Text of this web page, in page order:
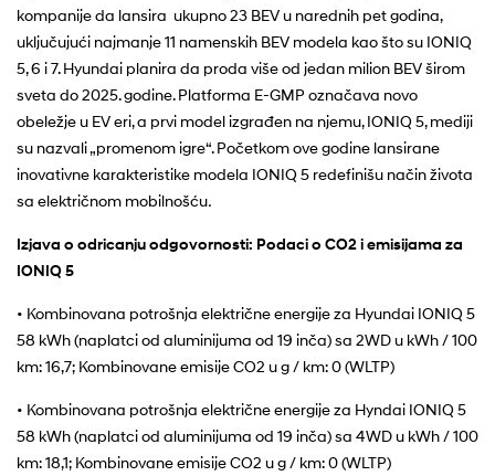
kompanije da lansira ukupno 23 BEV u narednih pet godina,
uključujući najmanje 11 namenskih BEV modela kao što su IONIQ
5, 6 i 7. Hyundai planira da proda više od jedan milion BEV širom
sveta do 2025. godine. Platforma E-GMP označava novo
obeležje u EV eri, a prvi model izgrađen na njemu, IONIQ 5, mediji
su nazvali „promenom igre“. Početkom ove godine lansirane
inovativne karakteristike modela IONIQ 5 redefinišu način života
sa električnom mobilnošću.
Izjava o odricanju odgovornosti: Podaci o CO2 i emisijama za
IONIQ 5
• Kombinovana potrošnja električne energije za Hyundai IONIQ 5
58 kWh (naplatci od aluminijuma od 19 inča) sa 2WD u kWh / 100
km: 16,7; Kombinovane emisije CO2 u g / km: 0 (WLTP)
• Kombinovana potrošnja električne energije za Hyndai IONIQ 5
58 kWh (naplatci od aluminijuma od 19 inča) sa 4WD u kWh / 100
km: 18,1; Kombinovane emisije CO2 u g / km: 0 (WLTP)